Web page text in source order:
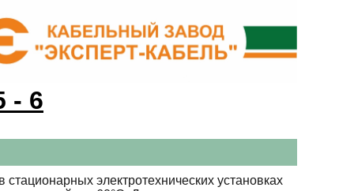
- 6
электротехнических установках